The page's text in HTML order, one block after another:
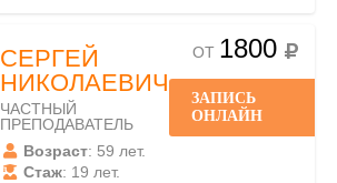
СЕРГЕЙ
НИКОЛАЕВИЧ
ЧАСТНЫЙ
ПРЕПОДАВАТЕЛЬ
Возраст: 59 лет.
Стаж: 19 лет.
ОТ 1800
ЗАПИСЬ
ОНЛАЙН